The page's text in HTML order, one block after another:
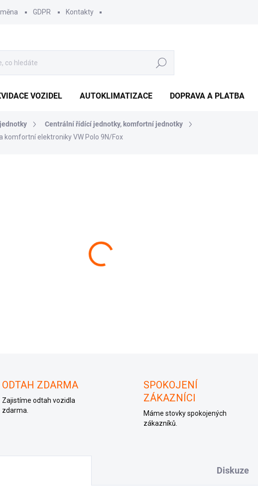
GDPR Kontakty
Hledat
VOZIDEL AUTOKLIMATIZACE DOPRAVA A PLATBA
Centrální řídící jednotky, komfortní jednotky
komfortní elektroniky VW Polo 9N/Fox
ODTAH ZDARMA
Zajistíme odtah vozidla
zdarma.
SPOKOJENÍ
ZÁKAZNÍCI
Máme stovky spokojených
zákazníků.
Diskuze